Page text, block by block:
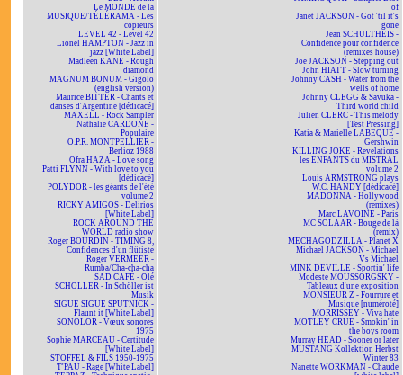
Le MONDE de la
MUSIQUE/TÉLÉRAMA - Les
copieurs
LEVEL 42 - Level 42
Lionel HAMPTON - Jazz in
jazz [White Label]
Madleen KANE - Rough
diamond
MAGNUM BONUM - Gigolo
(english version)
Maurice BITTER - Chants et
danses d'Argentine [dédicacé]
MAXELL - Rock Sampler
Nathalie CARDONE -
Populaire
O.P.R. MONTPELLIER -
Berlioz 1988
Ofra HAZA - Love song
Patti FLYNN - With love to you
[dédicacé]
POLYDOR - les géants de l'été
volume 2
RICKY AMIGOS - Delirios
[White Label]
ROCK AROUND THE
WORLD radio show
Roger BOURDIN - TIMING 8,
Confidences d'un flûtiste
Roger VERMEER -
Rumba/Cha-cha-cha
SAD CAFÉ - Olé
SCHÖLLER - In Schöller ist
Musik
SIGUE SIGUE SPUTNICK -
Flaunt it [White Label]
SONOLOR - Vœux sonores
1975
Sophie MARCEAU - Certitude
[White Label]
STOFFEL & FILS 1950-1975
T'PAU - Rage [White Label]
of
Janet JACKSON - Got 'til it's
gone
Jean SCHULTHEIS -
Confidence pour confidence
(remixes house)
Joe JACKSON - Stepping out
John HIATT - Slow turning
Johnny CASH - Water from the
wells of home
Johnny CLEGG & Savuka -
Third world child
Julien CLERC - This melody
[Test Pressing]
Katia & Marielle LABEQUE -
Gershwin
KILLING JOKE - Revelations
les ENFANTS du MISTRAL
volume 2
Louis ARMSTRONG plays
W.C. HANDY [dédicacé]
MADONNA - Hollywood
(remixes)
Marc LAVOINE - Paris
MC SOLAAR - Bouge de là
(remix)
MECHAGODZILLA - Planet X
Michael JACKSON - Michael
Vs Michael
MINK DEVILLE - Sportin' life
Modeste MOUSSORGSKY -
Tableaux d'une exposition
MONSIEUR Z - Fourrure et
Musique [numéroté]
MORRISSEY - Viva hate
MÖTLEY CRÜE - Smokin' in
the boys room
Murray HEAD - Sooner or later
MUSTANG Kollektion Herbst
Winter 83
Nanette WORKMAN - Chaude